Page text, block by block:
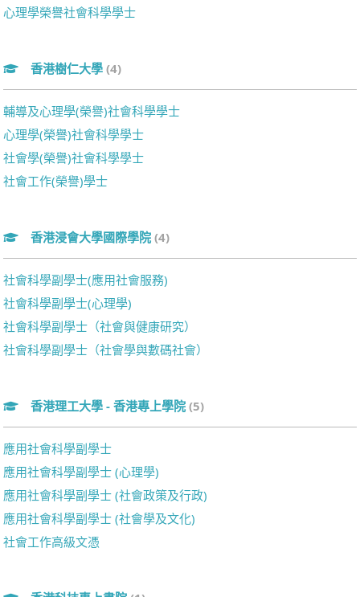
心理學榮譽社會科學學士
香港樹仁大學 (4)
輔導及心理學(榮譽)社會科學學士
心理學(榮譽)社會科學學士
社會學(榮譽)社會科學學士
社會工作(榮譽)學士
香港浸會大學國際學院 (4)
社會科學副學士(應用社會服務)
社會科學副學士(心理學)
社會科學副學士（社會與健康研究）
社會科學副學士（社會學與數碼社會）
香港理工大學 - 香港專上學院 (5)
應用社會科學副學士
應用社會科學副學士 (心理學)
應用社會科學副學士 (社會政策及行政)
應用社會科學副學士 (社會學及文化)
社會工作高級文憑